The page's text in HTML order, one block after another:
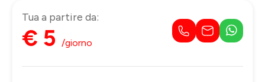
Tua a partire da:
€ 5 /giorno